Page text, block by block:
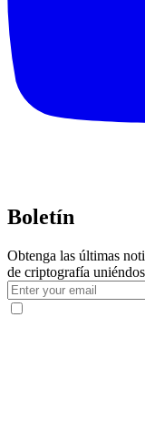
Boletín
Obtenga las últimas
de criptografía